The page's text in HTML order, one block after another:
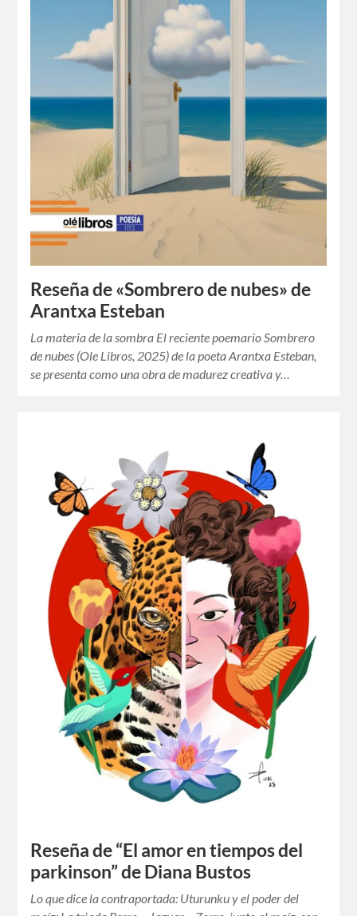
Reseña de «Sombrero de nubes» de
Arantxa Esteban
La materia de la sombra El reciente poemario Sombrero
de nubes (Ole Libros, 2025) de la poeta Arantxa Esteban,
se presenta como una obra de madurez creativa y…
Reseña de “El amor en tiempos del
parkinson” de Diana Bustos
Lo que dice la contraportada: Uturunku y el poder del